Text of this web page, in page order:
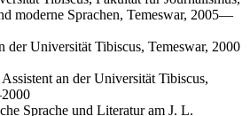
moderne Sprachen, Temeswar, 2005—
der Universität Tibiscus, Temeswar, 2000
an der Universität Tibiscus,
Sprache und Literatur am J. L.